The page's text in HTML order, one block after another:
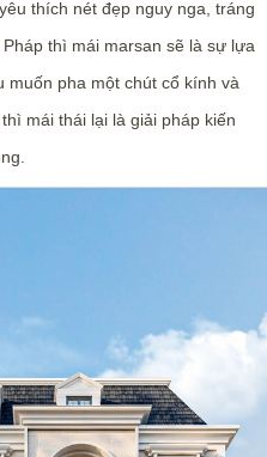
thích nét đẹp nguy nga, tráng
thì mái marsan sẽ là sự lựa
pha một chút cổ kính và
mái thái lại là giải pháp kiến